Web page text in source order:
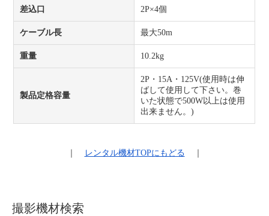
差込口 2P×4個
ケーブル長 最大50m
重量 10.2kg
製品定格容量
2P・15A・125V(使用時は伸
ばして使用して下さい。巻
いた状態で500W以上は使用
出来ません。)
レンタル機材TOPにもどる
撮影機材検索